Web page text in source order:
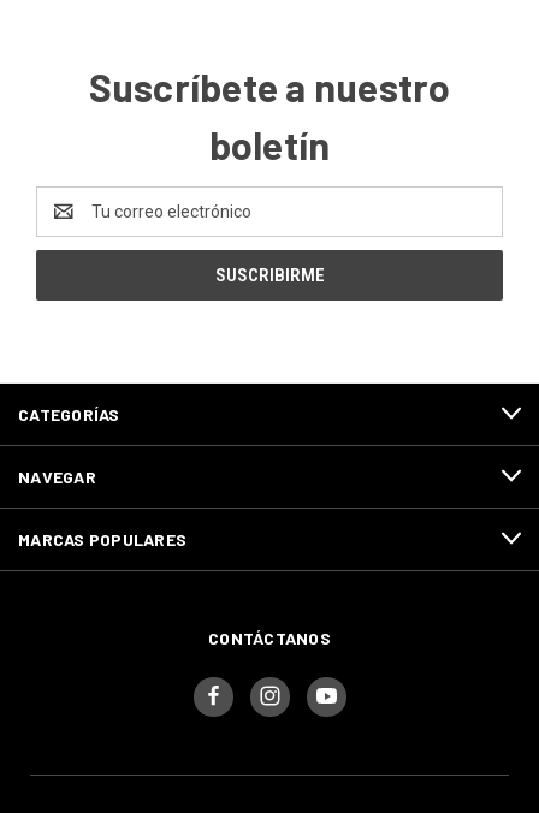
Suscríbete a nuestro
boletín
de
correo
CATEGORÍAS
NAVEGAR
MARCAS POPULARES
CONTÁCTANOS